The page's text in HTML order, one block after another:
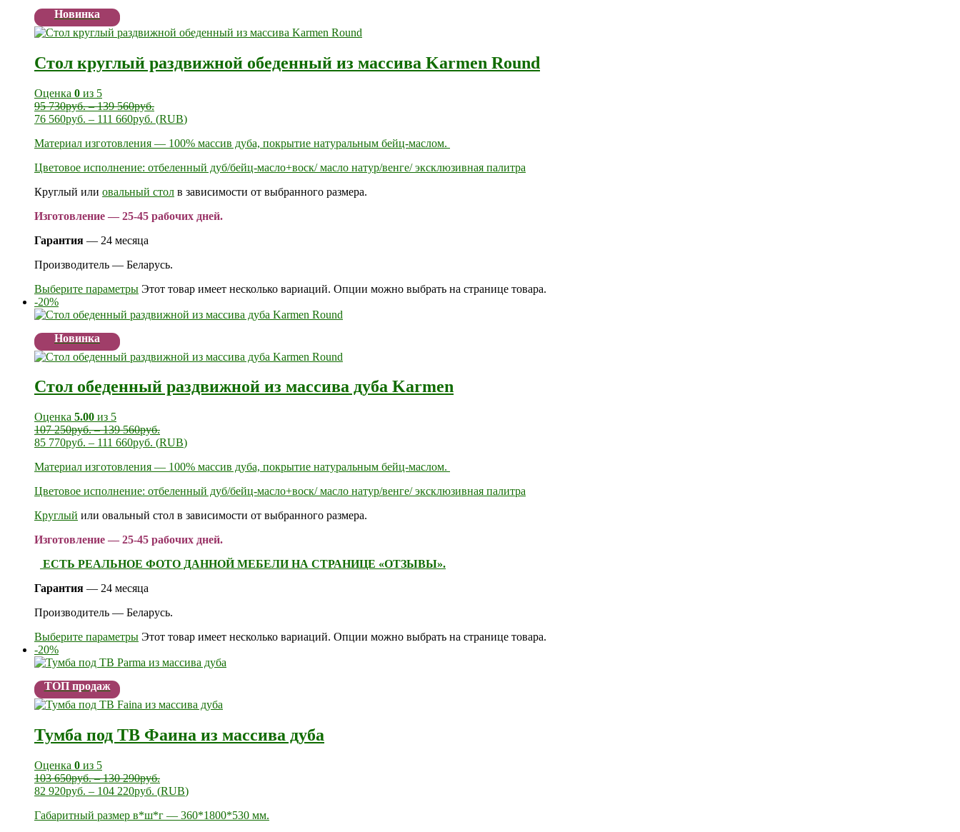
Новинка
Стол круглый раздвижной обеденный из массива Karmen Round
Оценка 0 из 5
95 730руб.–139 560руб.
76 560руб. – 111 660руб. (RUB)
Материал изготовления — 100% массив дуба, покрытие натуральным бейц-маслом.
Цветовое исполнение: отбеленный дуб/бейц-масло+воск/ масло натур/венге/ эксклюзивная палитра
Круглый или овальный стол в зависимости от выбранного размера.
Изготовление — 25-45 рабочих дней.
Гарантия — 24 месяца
Производитель — Беларусь.
Выберите параметры Этот товар имеет несколько вариаций. Опции можно выбрать на странице товара.
-20%
Новинка
Стол обеденный раздвижной из массива дуба Karmen
Оценка 5.00 из 5
107 250руб.–139 560руб.
85 770руб. – 111 660руб. (RUB)
Материал изготовления — 100% массив дуба, покрытие натуральным бейц-маслом.
Цветовое исполнение: отбеленный дуб/бейц-масло+воск/ масло натур/венге/ эксклюзивная палитра
Круглый или овальный стол в зависимости от выбранного размера.
Изготовление — 25-45 рабочих дней.
ЕСТЬ РЕАЛЬНОЕ ФОТО ДАННОЙ МЕБЕЛИ НА СТРАНИЦЕ «ОТЗЫВЫ».
Гарантия — 24 месяца
Производитель — Беларусь.
Выберите параметры Этот товар имеет несколько вариаций. Опции можно выбрать на странице товара.
-20%
ТОП продаж
Тумба под ТВ Фаина из массива дуба
Оценка 0 из 5
103 650руб.–130 290руб.
82 920руб. – 104 220руб. (RUB)
Габаритный размер в*ш*г — 360*1800*530 мм.